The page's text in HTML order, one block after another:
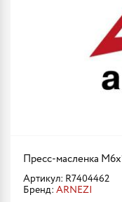
Пресс-масленка
Артикул: R7404462
Бренд: ARNEZI